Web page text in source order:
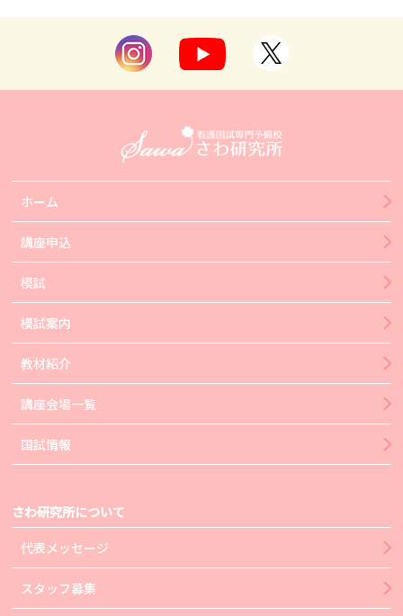
ホーム
講座申込
模試
模試案内
教材紹介
講座会場一覧
国試情報
さわ研究所について
代表メッセージ
スタッフ募集